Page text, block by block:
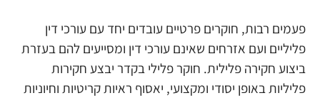
פעמים רבות, חוקרים פרטיים עובדים יחד עם עורכי דין
פליליים ועם אזרחים שאינם עורכי דין ומסייעים להם בעזרת
ביצוע חקירה פלילית. חוקר פלילי בקדר יבצע חקירות
פליליות באופן יסודי ומקצועי, יאסוף ראיות קריטיות וחיוניות